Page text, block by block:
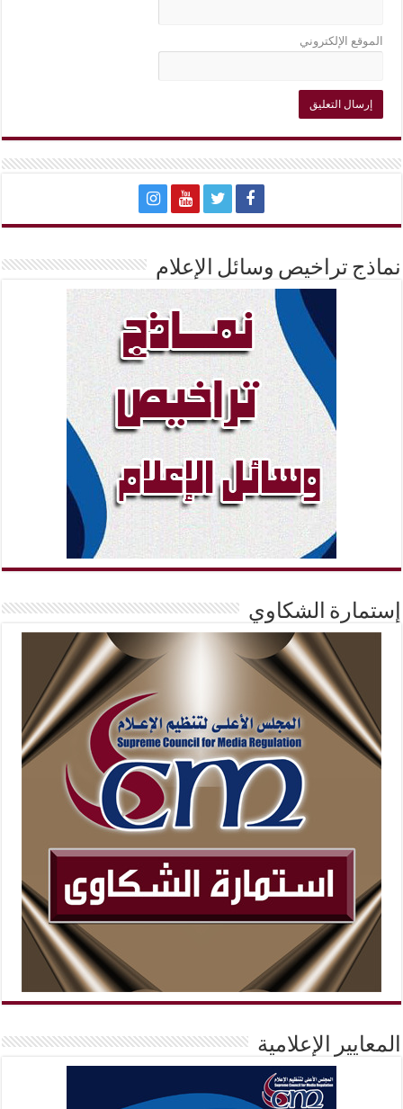
الموقع الإلكتروني
نماذج تراخيص وسائل الإعلام
إستمارة الشكاوي
المعايير الإعلامية